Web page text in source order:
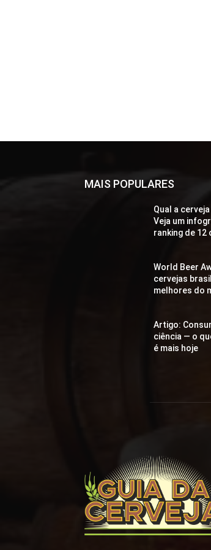
MAIS POPULARES
Qual a
Veja um
ranking de 12
World Beer
cervejas
melhores do
Artigo:
ciência — o
é mais hoje